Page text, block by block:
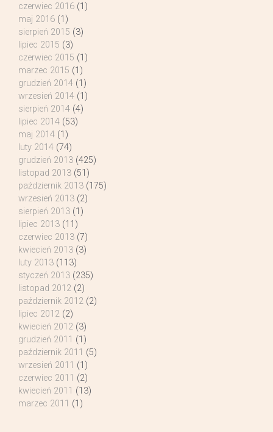
czerwiec 2016 (1)
maj 2016 (1)
sierpień 2015 (3)
lipiec 2015 (3)
czerwiec 2015 (1)
marzec 2015 (1)
grudzień 2014 (1)
wrzesień 2014 (1)
sierpień 2014 (4)
lipiec 2014 (53)
maj 2014 (1)
luty 2014 (74)
grudzień 2013 (425)
listopad 2013 (51)
październik 2013 (175)
wrzesień 2013 (2)
sierpień 2013 (1)
lipiec 2013 (11)
czerwiec 2013 (7)
kwiecień 2013 (3)
luty 2013 (113)
styczeń 2013 (235)
listopad 2012 (2)
październik 2012 (2)
lipiec 2012 (2)
kwiecień 2012 (3)
grudzień 2011 (1)
październik 2011 (5)
wrzesień 2011 (1)
czerwiec 2011 (2)
kwiecień 2011 (13)
marzec 2011 (1)